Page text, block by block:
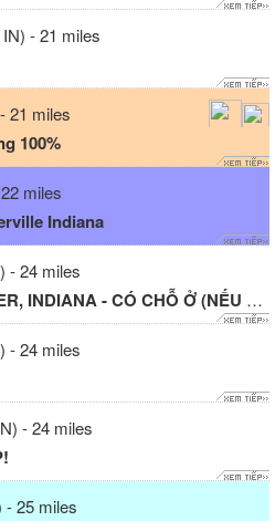
- 21 miles
21 miles
100%
miles
Indiana
- 24 miles
TÌM NHIỀU THỢ - MUNSTER, INDIANA - CÓ CHỖ Ở (NẾU CẦN)
- 24 miles
- 24 miles
- 25 miles